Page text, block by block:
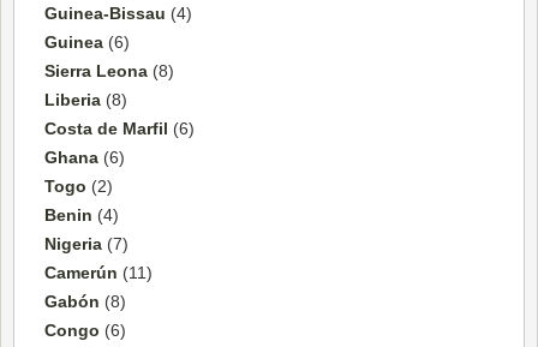
Guinea-Bissau (4)
Guinea (6)
Sierra Leona (8)
Liberia (8)
Costa de Marfil (6)
Ghana (6)
Togo (2)
Benin (4)
Nigeria (7)
Camerún (11)
Gabón (8)
Congo (6)